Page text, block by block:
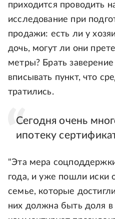
приходится проводить
исследование при
продажи: есть ли у
дочь, могут ли они
метры? Брать
вписывать пункт, что
тратились.
Сегодня очень
ипотеку
"Эта мера
года, и уже пошли иски
семье, которые
них должна быть доля в